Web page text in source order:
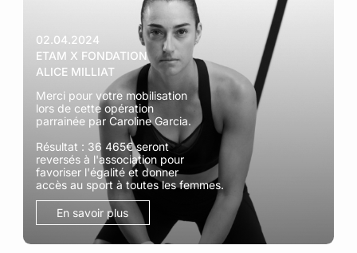
02.04.2024
ETAM X FONDATION
ALICE MILLIAT
Merci pour votre mobilisation
lors de cette opération
parrainée par Caroline Garcia.
Résultat : 36 465€ seront
reversés à l'association pour
favoriser l'égalité et donner
accès au sport à toutes les femmes.
En savoir plus